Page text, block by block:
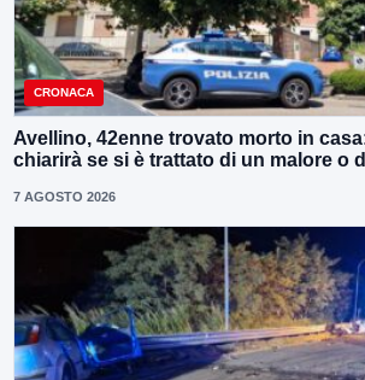
CRONACA
Avellino, 42enne trovato morto in
chiarirà se si è trattato di un malore o
7 AGOSTO 2026